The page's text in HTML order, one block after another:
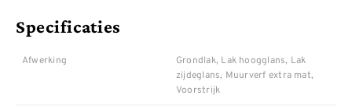
Specificaties
Afwerking
Grondlak, Lak hoogglans, Lak
zijdeglans, Muurverf extra mat,
Voorstrijk